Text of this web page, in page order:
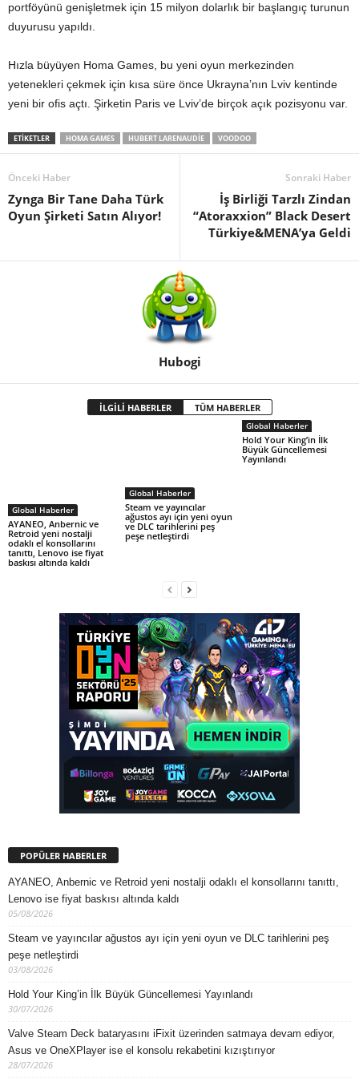
portföyünü genişletmek için 15 milyon dolarlık bir başlangıç turunun
duyurusu yapıldı.
Hızla büyüyen Homa Games, bu yeni oyun merkezinden
yetenekleri çekmek için kısa süre önce Ukrayna’nın Lviv kentinde
yeni bir ofis açtı. Şirketin Paris ve Lviv’de birçok açık pozisyonu var.
ETIKETLER HOMA GAMES HUBERT LARENAUDIE VOODOO
Önceki Haber
Zynga Bir Tane Daha Türk
Oyun Şirketi Satın Alıyor!
Sonraki Haber
İş Birliği Tarzlı Zindan
“Atoraxxion” Black Desert
Türkiye&MENA’ya Geldi
Hubogi
İLGİLİ HABERLER TÜM HABERLER
Global Haberler
AYANEO, Anbernic ve
Retroid yeni nostalji
odaklı el konsollarını
tanıttı, Lenovo ise fiyat
baskısı altında kaldı
Global Haberler
Steam ve yayıncılar
ağustos ayı için yeni oyun
ve DLC tarihlerini peş
peşe netleştirdi
Global Haberler
Hold Your King’in İlk
Büyük Güncellemesi
Yayınlandı
POPÜLER HABERLER
AYANEO, Anbernic ve Retroid yeni nostalji odaklı el konsollarını tanıttı,
Lenovo ise fiyat baskısı altında kaldı
05/08/2026
Steam ve yayıncılar ağustos ayı için yeni oyun ve DLC tarihlerini peş
peşe netleştirdi
03/08/2026
Hold Your King’in İlk Büyük Güncellemesi Yayınlandı
30/07/2026
Valve Steam Deck bataryasını iFixit üzerinden satmaya devam ediyor,
Asus ve OneXPlayer ise el konsolu rekabetini kızıştırıyor
28/07/2026